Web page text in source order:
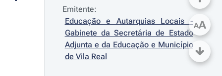
Emitente:
Educação e Autarquias Locais -
Gabinete da Secretária de Estado
Adjunta e da Educação e Município
de Vila Real
AA